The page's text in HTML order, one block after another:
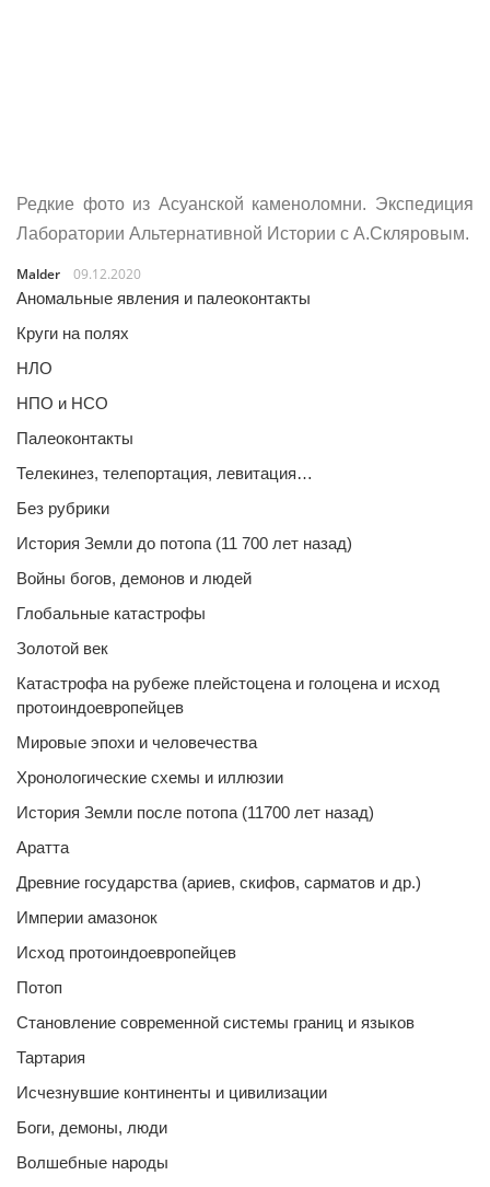
Редкие фото из Асуанской каменоломни. Экспедиция
Лаборатории Альтернативной Истории с А.Скляровым.
Malder
09.12.2020
Аномальные явления и палеоконтакты
Круги на полях
НЛО
НПО и НСО
Палеоконтакты
Телекинез, телепортация, левитация…
Без рубрики
История Земли до потопа (11 700 лет назад)
Войны богов, демонов и людей
Глобальные катастрофы
Золотой век
Катастрофа на рубеже плейстоцена и голоцена и исход
протоиндоевропейцев
Мировые эпохи и человечества
Хронологические схемы и иллюзии
История Земли после потопа (11700 лет назад)
Аратта
Древние государства (ариев, скифов, сарматов и др.)
Империи амазонок
Исход протоиндоевропейцев
Потоп
Становление современной системы границ и языков
Тартария
Исчезнувшие континенты и цивилизации
Боги, демоны, люди
Волшебные народы